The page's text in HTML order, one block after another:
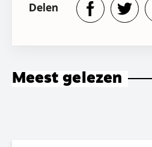
Delen
Meest gelezen